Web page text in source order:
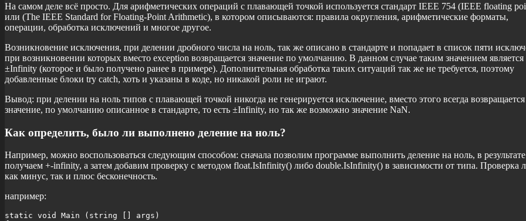
На самом деле всё просто. Для арифметических операций с плавающей точкой используется стандарт IEEE 754 (IEEE floating
или (The IEEE Standard for Floating-Point Arithmetic), в котором описываются: правила округления, арифметические форматы,
операции, обработка исключений и многое другое.
Возникновение исключения, при делении дробного числа на ноль, так же описано в стандарте и попадает в список пяти
при возникновении которых вместо exception возвращается значение по умолчанию. В данном случае таким значением является
±Infinity (которое и было получено ранее в примере). Дополнительная обработка таких ситуаций так же не требуется, поэтому
добавленные блоки try catch, хоть и указаны в коде, но никакой роли не играют.
Вывод: при делении на ноль типов с плавающей точкой никогда не генерируется исключение, вместо этого всегда возвращается
значение, по умолчанию описанное в стандарте, то есть ±Infinity, но так же возможно значение NaN.
Как определить, было ли выполнено деление на ноль?
Например, можно воспользоваться следующим способом: cначала позволим программе выполнить деление на ноль, в результате
получаем +-infinity, а затем добавим проверку с методом float.IsInfinity() либо double.IsInfinity() в зависимости от типа. Проверка
как минус, так и плюс бесконечность.
например:
static void Main (string [] args)